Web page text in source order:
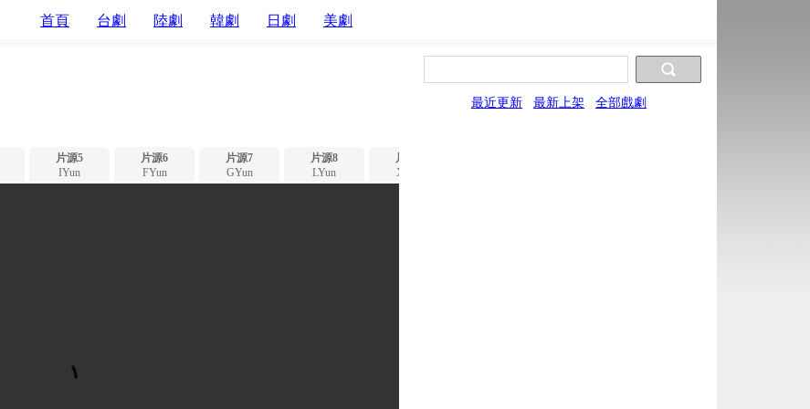
首頁 台劇 陸劇 韓劇 日劇 美劇
最近更新 最新上架 全部戲劇
片源5
IYun
片源6
FYun
片源7
GYun
片源8
LYun
片源9
XYun